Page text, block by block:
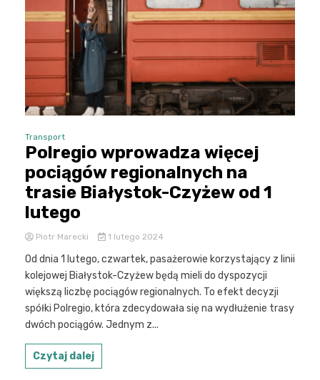
Transport
Polregio wprowadza więcej
pociągów regionalnych na
trasie Białystok-Czyżew od 1
lutego
Piotr Marecki 1 lutego 2024
Od dnia 1 lutego, czwartek, pasażerowie korzystający z linii
kolejowej Białystok-Czyżew będą mieli do dyspozycji
większą liczbę pociągów regionalnych. To efekt decyzji
spółki Polregio, która zdecydowała się na wydłużenie trasy
dwóch pociągów. Jednym z...
Czytaj dalej